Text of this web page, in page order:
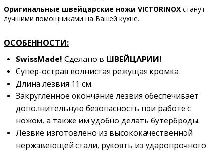
Оригинальные швейцарские ножи VICTORINOX станут
лучшими помощниками на Вашей кухне.
ОСОБЕННОСТИ:
SwissMade! Сделано в ШВЕЙЦАРИИ!
Супер-острая волнистая режущая кромка
Длина лезвия 11 см.
Закруглённое окончание лезвия обеспечивает
дополнительную безопасность при работе с
ножом, а также им удобно делать бутерброды.
Лезвие изготовлено из высококачественной
нержавеющей стали, рукоять из ударопрочного